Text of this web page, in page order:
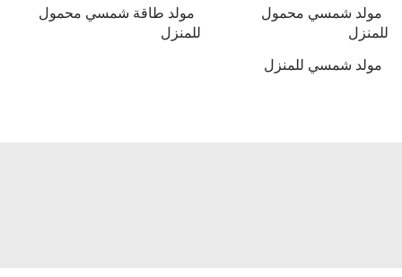
مولد شمسي محمول
للمنزل
مولد طاقة شمسي محمول
للمنزل
مولد شمسي للمنزل